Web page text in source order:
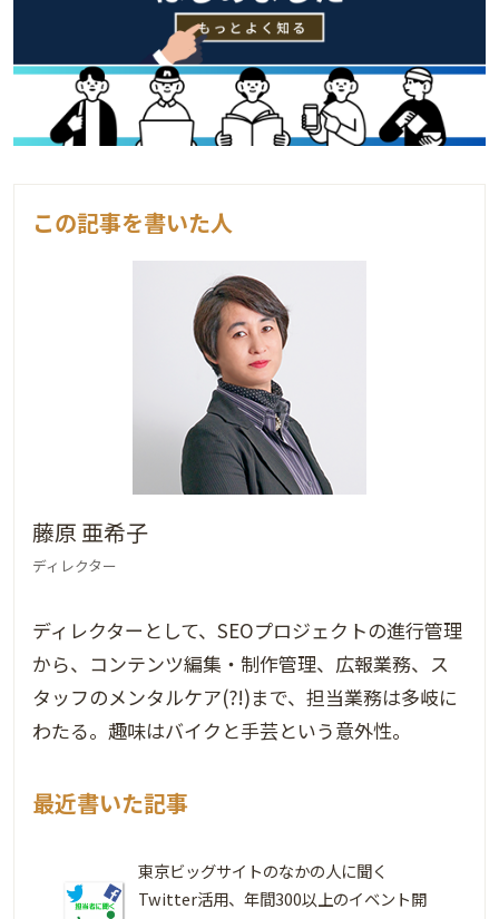
この記事を書いた人
藤原 亜希子
ディレクター
ディレクターとして、SEOプロジェクトの進行管理
から、コンテンツ編集・制作管理、広報業務、ス
タッフのメンタルケア(?!)まで、担当業務は多岐に
わたる。趣味はバイクと手芸という意外性。
最近書いた記事
東京ビッグサイトのなかの人に聞く
Twitter活用、年間300以上のイベント開